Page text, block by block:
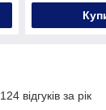
відгуків за рік